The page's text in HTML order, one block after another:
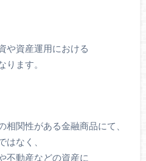
や資産運用における
ります。
関性がある金融商品にて、
はなく、
不動産などの資産に